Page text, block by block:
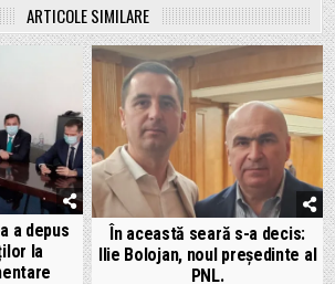
ARTICOLE SIMILARE
a depus
la
În această seară s-a decis:
Ilie Bolojan, noul președinte al
PNL.